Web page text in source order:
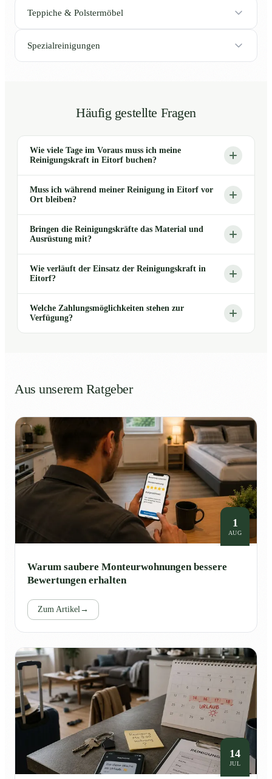
Teppiche & Polstermöbel
Spezialreinigungen
Häufig gestellte Fragen
Wie viele Tage im Voraus muss ich meine
Reinigungskraft in Eitorf buchen?
Muss ich während meiner Reinigung in Eitorf vor
Ort bleiben?
Bringen die Reinigungskräfte das Material und
Ausrüstung mit?
Wie verläuft der Einsatz der Reinigungskraft in
Eitorf?
Welche Zahlungsmöglichkeiten stehen zur
Verfügung?
Aus unserem Ratgeber
1
AUG
Warum saubere Monteurwohnungen bessere
Bewertungen erhalten
Zum Artikel→
14
JUL